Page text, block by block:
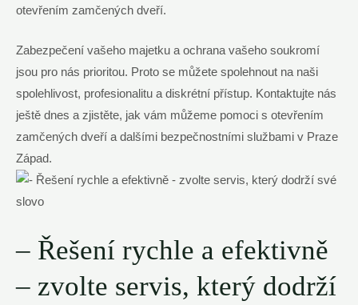
otevřením zamčených dveří.
Zabezpečení vašeho majetku a ochrana vašeho soukromí
⁢jsou pro ​nás prioritou. Proto‍ se ⁢můžete spolehnout na naši
⁤spolehlivost,​ profesionalitu⁣ a diskrétní přístup. ‌Kontaktujte nás
ještě dnes a zjistěte, jak vám můžeme ‌pomoci s otevřením
zamčených ⁢dveří a dalšími bezpečnostními ⁣službami v⁤ Praze
Západ.
– Řešení rychle⁤ a efektivně
– zvolte⁣ servis, který dodrží